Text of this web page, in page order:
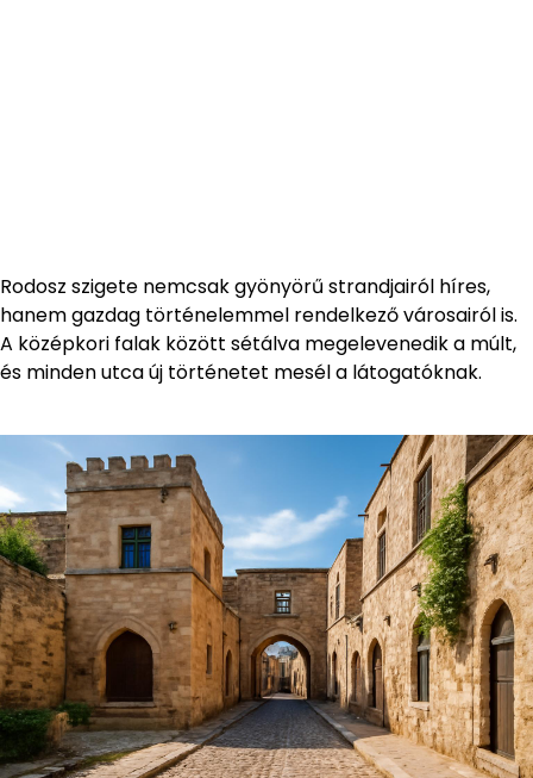
Rodosz szigete nemcsak gyönyörű strandjairól híres,
hanem gazdag történelemmel rendelkező városairól is.
A középkori falak között sétálva megelevenedik a múlt,
és minden utca új történetet mesél a látogatóknak.